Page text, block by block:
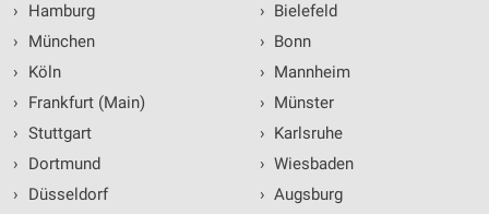
›
Hamburg
›
München
›
Köln
›
Frankfurt (Main)
› Stuttgart
›
Dortmund
›
Düsseldorf
› Bielefeld
› Bonn
› Mannheim
› Münster
› Karlsruhe
› Wiesbaden
› Augsburg